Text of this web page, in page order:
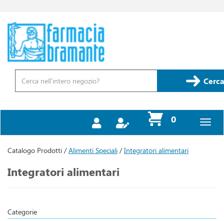
contenuto
principale
Farmacia
Bramante
Prodotto
0prodotti
inseriti
Catalogo Prodotti /Alimenti Speciali /Integratori alimentari
Integratori alimentari
Categorie